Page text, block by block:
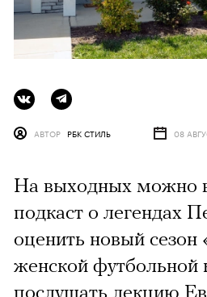
АВТОР РБК СТИЛЬ 08
На выходных можно
подкаст о легендах
оценить новый сезон
женской футбольной
послушать лекцию